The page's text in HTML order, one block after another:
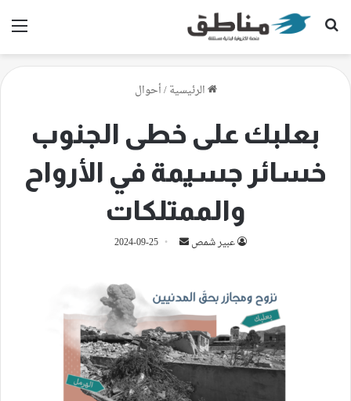
بحث عن
الرئيسية/أحوال
بعلبك على خطى الجنوب
خسائر جسيمة في الأرواح
والممتلكات
عبير شمص
أرسل 2024-09-25